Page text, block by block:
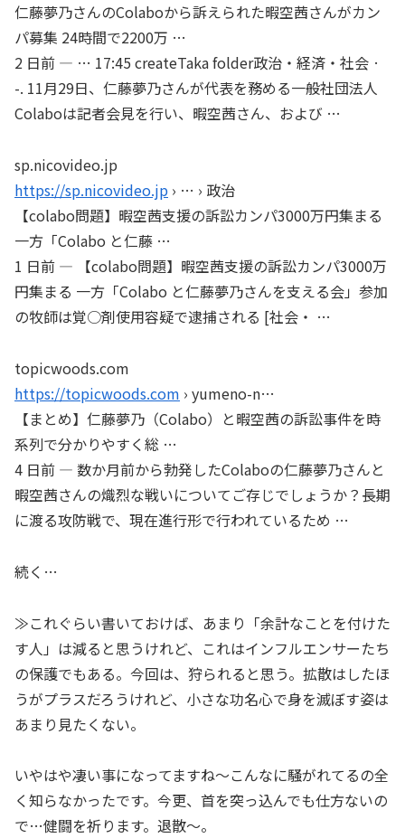
仁藤夢乃さんのColaboから訴えられた暇空茜さんがカン
パ募集 24時間で2200万 …
2 日前 — … 17:45 createTaka folder政治・経済・社会 ·
-. 11月29日、仁藤夢乃さんが代表を務める一般社団法人
Colaboは記者会見を行い、暇空茜さん、および …
sp.nicovideo.jp
https://sp.nicovideo.jp › … › 政治
【colabo問題】暇空茜支援の訴訟カンパ3000万円集まる
一方「Colabo と仁藤 …
1 日前 — 【colabo問題】暇空茜支援の訴訟カンパ3000万
円集まる 一方「Colabo と仁藤夢乃さんを支える会」参加
の牧師は覚○剤使用容疑で逮捕される [社会・ …
topicwoods.com
https://topicwoods.com › yumeno-n…
【まとめ】仁藤夢乃（Colabo）と暇空茜の訴訟事件を時
系列で分かりやすく総 …
4 日前 — 数か月前から勃発したColaboの仁藤夢乃さんと
暇空茜さんの熾烈な戦いについてご存じでしょうか？長期
に渡る攻防戦で、現在進行形で行われているため …
続く…
≫これぐらい書いておけば、あまり「余計なことを付けた
す人」は減ると思うけれど、これはインフルエンサーたち
の保護でもある。今回は、狩られると思う。拡散はしたほ
うがプラスだろうけれど、小さな功名心で身を滅ぼす姿は
あまり見たくない。
いやはや凄い事になってますね～こんなに騒がれてるの全
く知らなかったです。今更、首を突っ込んでも仕方ないの
で…健闘を祈ります。退散〜。